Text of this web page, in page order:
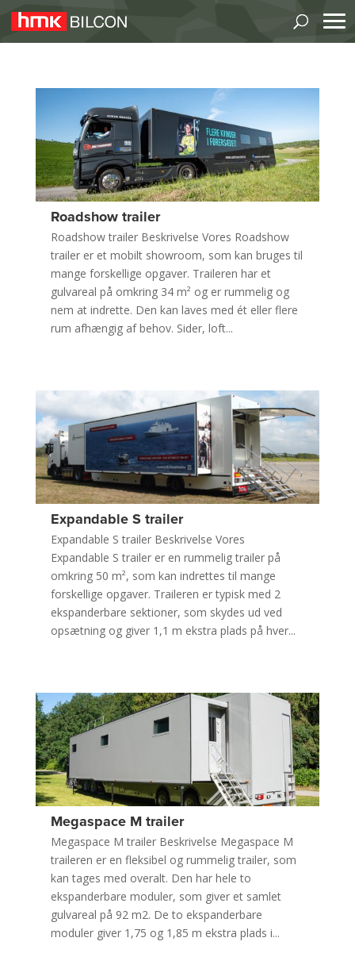
Roadshow trailer
Roadshow trailer Beskrivelse Vores Roadshow
trailer er et mobilt showroom, som kan bruges til
mange forskellige opgaver. Traileren har et
gulvareal på omkring 34 m² og er rummelig og
nem at indrette. Den kan laves med ét eller flere
rum afhængig af behov. Sider, loft...
Expandable S trailer
Expandable S trailer Beskrivelse Vores
Expandable S trailer er en rummelig trailer på
omkring 50 m², som kan indrettes til mange
forskellige opgaver. Traileren er typisk med 2
ekspanderbare sektioner, som skydes ud ved
opsætning og giver 1,1 m ekstra plads på hver...
Megaspace M trailer
Megaspace M trailer Beskrivelse Megaspace M
traileren er en fleksibel og rummelig trailer, som
kan tages med overalt. Den har hele to
ekspanderbare moduler, som giver et samlet
gulvareal på 92 m2. De to ekspanderbare
moduler giver 1,75 og 1,85 m ekstra plads i...